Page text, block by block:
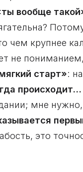
вообще
чем крупнее
не
старт»:
мне
это